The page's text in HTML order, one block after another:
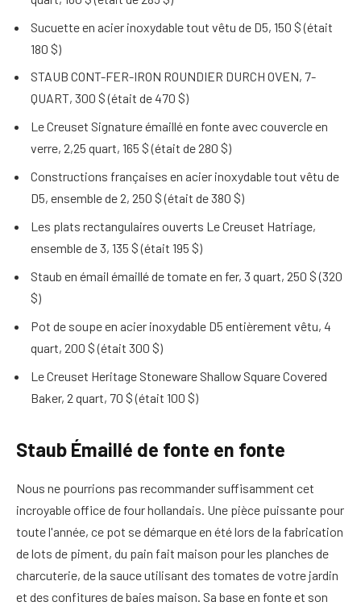
Sucuette en acier inoxydable tout vêtu de D5, 150 $ (était
180 $)
STAUB CONT-FER-IRON ROUNDIER DURCH OVEN, 7-
QUART, 300 $ (était de 470 $)
Le Creuset Signature émaillé en fonte avec couvercle en
verre, 2,25 quart, 165 $ (était de 280 $)
Constructions françaises en acier inoxydable tout vêtu de
D5, ensemble de 2, 250 $ (était de 380 $)
Les plats rectangulaires ouverts Le Creuset Hatriage,
ensemble de 3, 135 $ (était 195 $)
Staub en émail émaillé de tomate en fer, 3 quart, 250 $ (320
$)
Pot de soupe en acier inoxydable D5 entièrement vêtu, 4
quart, 200 $ (était 300 $)
Le Creuset Heritage Stoneware Shallow Square Covered
Baker, 2 quart, 70 $ (était 100 $)
Staub Émaillé de fonte en fonte
Nous ne pourrions pas recommander suffisamment cet
incroyable office de four hollandais. Une pièce puissante pour
toute l'année, ce pot se démarque en été lors de la fabrication
de lots de piment, du pain fait maison pour les planches de
charcuterie, de la sauce utilisant des tomates de votre jardin
et des confitures de baies maison. Sa base en fonte et son